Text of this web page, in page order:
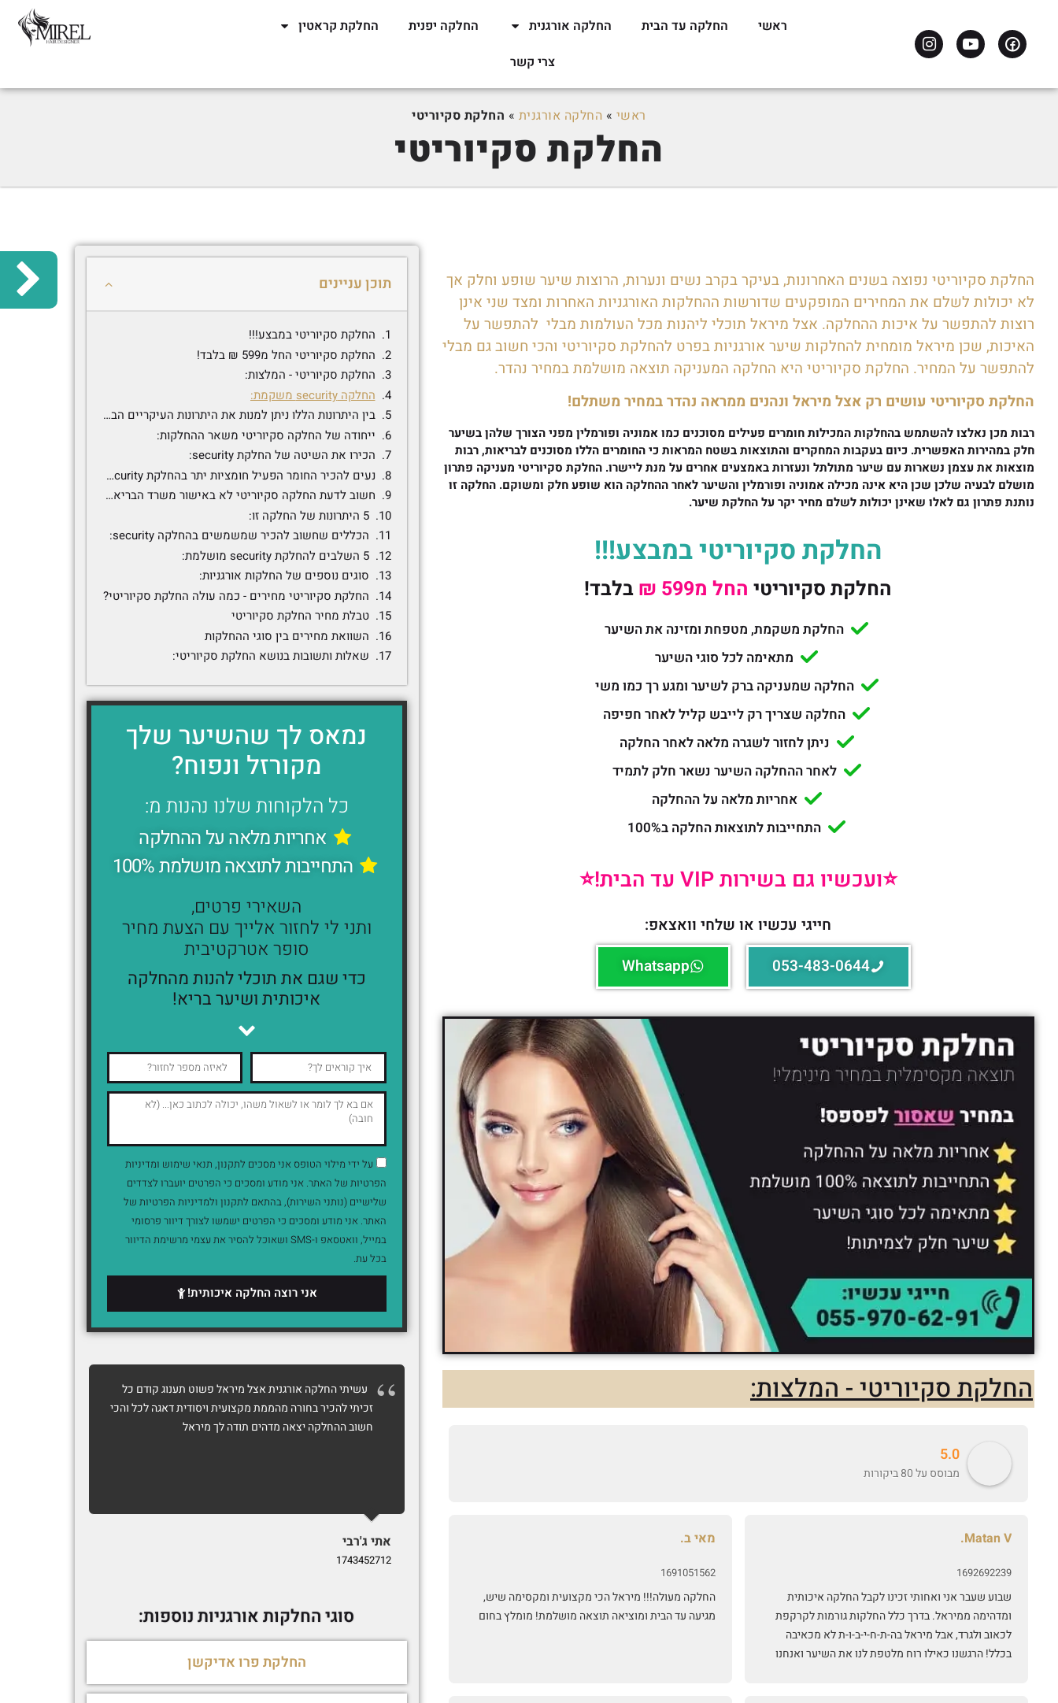
ראשי החלקה עד הבית החלקה אורגנית החלקה יפנית
החלקת קראטין
צרי קשר
ראשי » החלקה אורגנית » החלקת סקיוריטי
החלקת סקיוריטי
החלקת סקיוריטי נפוצה בשנים האחרונות, בעיקר בקרב נשים ונערות, הרוצות שיער שופע וחלק אך
לא יכולות לשלם את המחירים המופקעים שדורשות ההחלקות האורגניות האחרות ומצד שני אינן
רוצות להתפשר על איכות ההחלקה. אצל מיראל תוכלי ליהנות מכל העולמות מבלי להתפשר על
האיכות, שכן מיראל מומחית להחלקות שיער אורגניות בפרט להחלקת סקיוריטי והכי חשוב גם מבלי
להתפשר על המחיר. החלקת סקיוריטי היא החלקה המעניקה תוצאה מושלמת במחיר נהדר.
החלקת סקיוריטי עושים רק אצל מיראל ונהנים ממראה נהדר במחיר משתלם!
רבות מכן נאלצו להשתמש בהחלקות המכילות חומרים פעילים מסוכנים כמו אמוניה ופורמלין מפני הצורך שלהן בשיער
חלק במהירות האפשרית. כיום בעקבות המחקרים והתוצאות בשטח המראות כי החומרים הללו מסוכנים לבריאות, רבות
מוצאות את עצמן נשארות עם שיער מתולתל ונעזרות באמצעים אחרים על מנת ליישרו. החלקת סקיוריטי מעניקה פתרון
מושלם לבעיה שלכן שכן היא אינה מכילה אמוניה ופורמלין והשיער לאחר ההחלקה הוא שופע חלק ומשוקם. החלקה זו
נותנת פתרון גם לאלו שאינן יכולות לשלם מחיר יקר על החלקת שיער.
החלקת סקיוריטי במבצע!!!
החלקת סקיוריטי החל מ599 ₪ בלבד!
החלקת משקמת, מטפחת ומזינה את השיער
מתאימה לכל סוגי השיער
החלקה שמעניקה ברק לשיער ומגע רך כמו משי
החלקה שצריך רק לייבש קליל לאחר חפיפה
ניתן לחזור לשגרה מלאה לאחר החלקה
לאחר ההחלקה השיער נשאר חלק לתמיד
אחריות מלאה על ההחלקה
התחייבות לתוצאות החלקה ב100%
⭐️ועכשיו גם בשירות VIP עד הבית!⭐️
חייגי עכשיו או שלחי וואצאפ:
053-483-0644
Whatsapp
החלקת סקיוריטי - המלצות:
5.0
מבוסס על 80 ביקורות
Matan V.
1692692239
שבוע שעבר אני ואחותי זכינו לקבל החלקה איכותית
ומדהימה ממיראל. בדרך כלל החלקות גורמות לקרקפת
לכאוב ולגרד, אבל מיראל בה-ת-ח-י-ב-ו-ת לא מכאיבה
בכלל! הרגשנו כאילו רוח מלטפת לנו את השיער ואנחנו
מאי ב.
1691051562
החלקה מעולה!!! מיראל הכי מקצועית ומקסימה שיש,
מגיעה עד הבית ומוציאה תוצאה מושלמת! מומלץ בחום
תוכן עניינים
החלקת סקיוריטי במבצע!!!
החלקת סקיוריטי החל מ599 ₪ בלבד!
החלקת סקיוריטי - המלצות:
החלקה security משקמת:
בין היתרונות הללו ניתן למנות את היתרונות העיקריים הבאים:
ייחודה של החלקה סקיוריטי משאר ההחלקות:
הכירו את השיטה של החלקת security:
נעים להכיר החומר הפעיל חומציות יתר בהחלקת security:
חשוב לדעת החלקה סקיוריטי לא באישור משרד הבריאות:
5 היתרונות של החלקה זו:
הכללים שחשוב להכיר שמשמשים בהחלקה security:
5 השלבים להחלקת security מושלמת:
סוגים נוספים של החלקות אורגניות:
החלקת סקיוריטי מחירים - כמה עולה החלקת סקיוריטי?
טבלת מחיר החלקת סקיוריטי
השוואת מחירים בין סוגי ההחלקות
שאלות ותשובות בנושא החלקת סקיוריטי:
נמאס לך שהשיער שלך
מקורזל ונפוח?
כל הלקוחות שלנו נהנות מ:
אחריות מלאה על ההחלקה
התחייבות לתוצאה מושלמת 100%
השאירי פרטים,
ותני לי לחזור אלייך עם הצעת מחיר
סופר אטרקטיבית
כדי שגם את תוכלי להנות מהחלקה
איכותית ושיער בריא!
על ידי מילוי הטופס אני מסכים לתקנון, תנאי שימוש ומדיניות
הפרטיות של האתר. אני מודע ומסכים כי הפרטים יועברו לצדדים
שלישיים (נותני השירות), בהתאם לתקנון ולמדיניות הפרטיות של
האתר. אני מודע ומסכים כי הפרטים ישמשו לצורך דיוור פרסומי
במייל, וואטסאפ ו-SMS ושאוכל להסיר את עצמי מרשימת הדיוור
בכל עת.
אני רוצה החלקה איכותית!
עשיתי החלקה אורגנית אצל מיראל פשוט תענוג קודם כל
זכיתי להכיר בחורה מהממת מקצועית ויסודית דאגה לכל והכי
חשוב ההחלקה יצאה מדהים תודה לך מיראל
אתי ג'רבי
1743452712
סוגי החלקות אורגניות נוספות:
החלקת פרו אדיקשן